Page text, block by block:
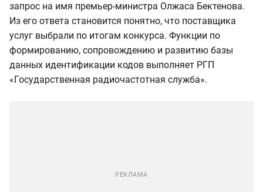
запрос на имя премьер-министра Олжаса Бектенова.
Из его ответа становится понятно, что поставщика
услуг выбрали по итогам конкурса. Функции по
формированию, сопровождению и развитию базы
данных идентификации кодов выполняет РГП
«Государственная радиочастотная служба».